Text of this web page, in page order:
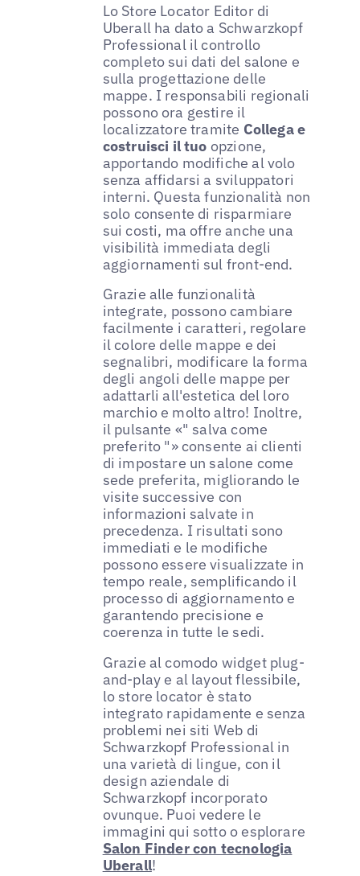
Lo Store Locator Editor di
Uberall ha dato a Schwarzkopf
Professional il controllo
completo sui dati del salone e
sulla progettazione delle
mappe. I responsabili regionali
possono ora gestire il
localizzatore tramite Collega e
costruisci il tuo opzione,
apportando modifiche al volo
senza affidarsi a sviluppatori
interni. Questa funzionalità non
solo consente di risparmiare
sui costi, ma offre anche una
visibilità immediata degli
aggiornamenti sul front-end.
Grazie alle funzionalità
integrate, possono cambiare
facilmente i caratteri, regolare
il colore delle mappe e dei
segnalibri, modificare la forma
degli angoli delle mappe per
adattarli all'estetica del loro
marchio e molto altro! Inoltre,
il pulsante «" salva come
preferito "» consente ai clienti
di impostare un salone come
sede preferita, migliorando le
visite successive con
informazioni salvate in
precedenza. I risultati sono
immediati e le modifiche
possono essere visualizzate in
tempo reale, semplificando il
processo di aggiornamento e
garantendo precisione e
coerenza in tutte le sedi.
Grazie al comodo widget plug-
and-play e al layout flessibile,
lo store locator è stato
integrato rapidamente e senza
problemi nei siti Web di
Schwarzkopf Professional in
una varietà di lingue, con il
design aziendale di
Schwarzkopf incorporato
ovunque. Puoi vedere le
immagini qui sotto o esplorare
Salon Finder con tecnologia
Uberall!